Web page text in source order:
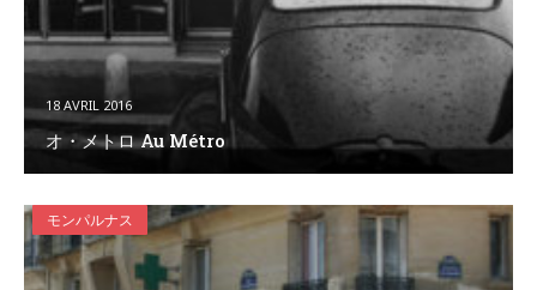
18 AVRIL 2016
オ・メトロ Au Métro
モンパルナス